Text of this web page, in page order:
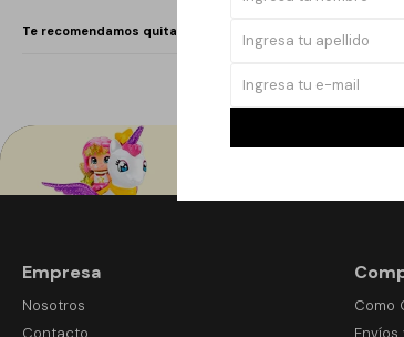
Te recomendamos quitar:
Empresa
Nosotros
Contacto
Como